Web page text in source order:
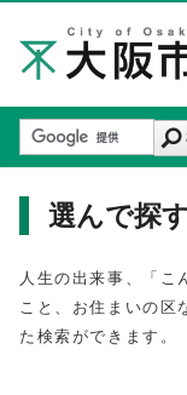
選んで探
人生の出来事、「こ
こと、お住まいの区
た検索ができます。